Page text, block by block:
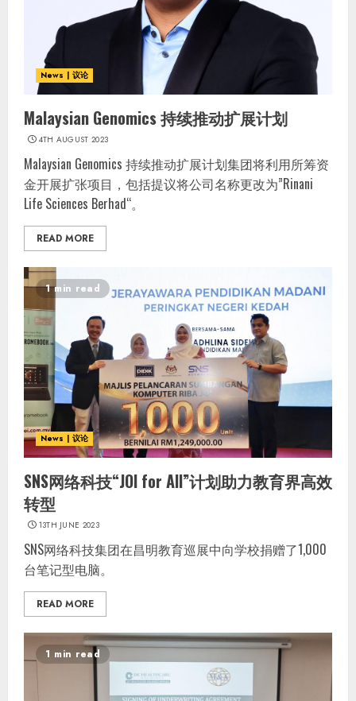
News | 议论
Malaysian Genomics 持续推动扩展计划
4TH AUGUST 2023
Malaysian Genomics 持续推动扩展计划集团将利用所筹资
金开展扩张项目，包括提议将公司名称更改为”Rinani
Life Sciences Berhad“。
READ MORE
1 min read
News | 议论
SNS网络科技“JOI for All”计划助力教育界高效
转型
13TH JUNE 2023
SNS网络科技集团在昌明教育巡展中向学校捐赠了1,000
台笔记型电脑。
READ MORE
1 min read